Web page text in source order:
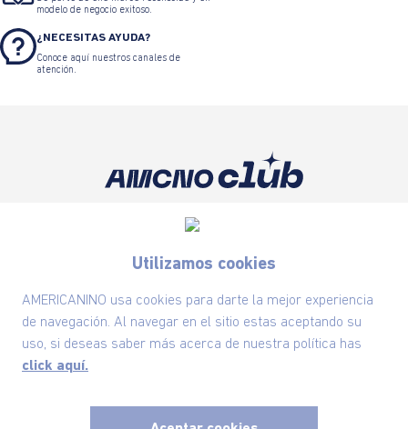
Utilizamos cookies
AMERICANINO usa cookies para darte la mejor experiencia
de navegación. Al navegar en el sitio estas aceptando su
uso, si deseas saber más acerca de nuestra política has
click aquí.
modelo de negocio exitoso.
¿NECESITAS AYUDA?
Conoce aquí nuestros canales de
atención.
las ofertas exclusivas y lo último en moda
SUSCRÍBETE AHORA
Nuestra Marca